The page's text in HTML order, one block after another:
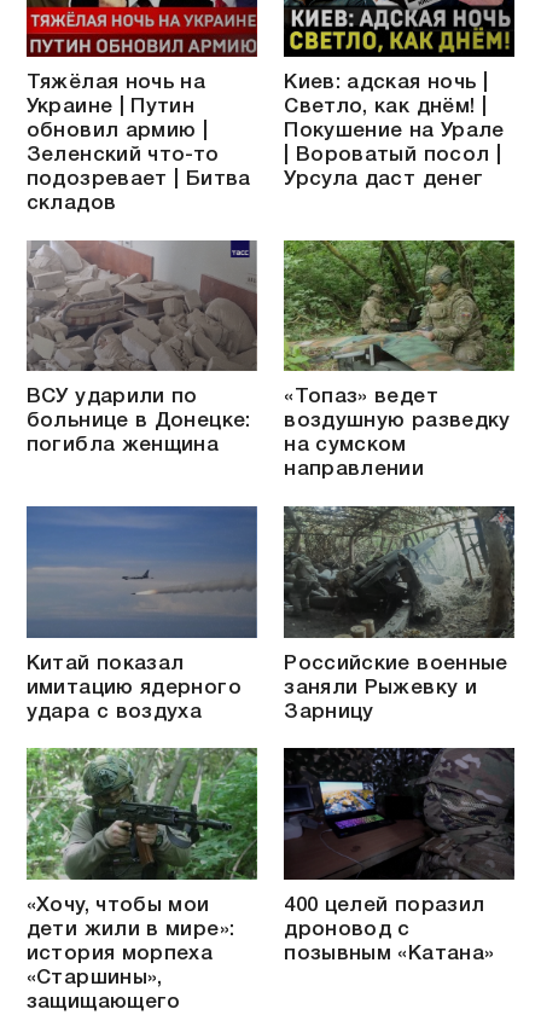
Тяжёлая ночь на
Украине | Путин
обновил армию |
Зеленский что-то
подозревает | Битва
складов
Киев: адская ночь |
Светло, как днём! |
Покушение на Урале
| Вороватый посол |
Урсула даст денег
ВСУ ударили по
больнице в Донецке:
погибла женщина
«Топаз» ведет
воздушную разведку
на сумском
направлении
Китай показал
имитацию ядерного
удара с воздуха
Российские военные
заняли Рыжевку и
Зарницу
«Хочу, чтобы мои
дети жили в мире»:
история морпеха
«Старшины»,
защищающего
400 целей поразил
дроновод с
позывным «Катана»